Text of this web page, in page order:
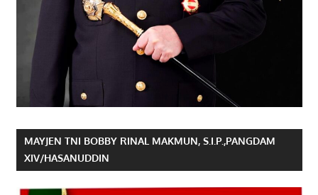
MAYJEN TNI BOBBY RINAL MAKMUN, S.I.P.,PANGDAM
XIV/HASANUDDIN